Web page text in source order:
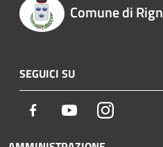
Comune di
SEGUICI SU
Facebook YoutubeInstagram